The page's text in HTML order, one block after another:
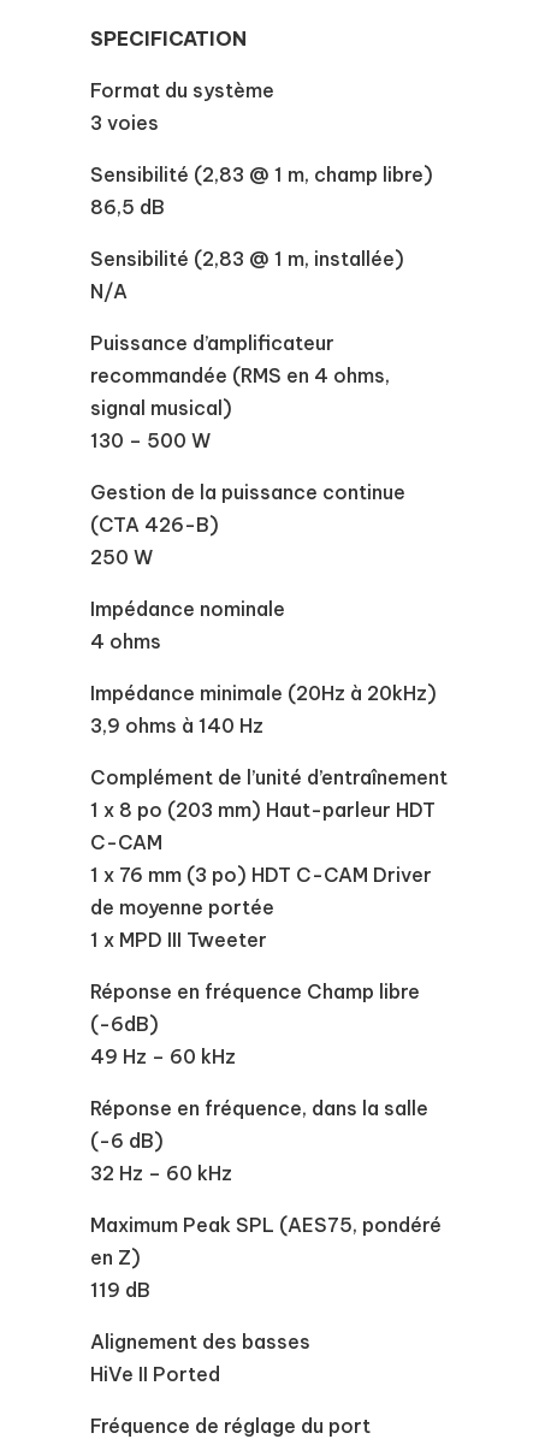
SPECIFICATION
Format du système
3 voies
Sensibilité (2,83 @ 1 m, champ libre)
86,5 dB
Sensibilité (2,83 @ 1 m, installée)
N/A
Puissance d’amplificateur
recommandée (RMS en 4 ohms,
signal musical)
130 – 500 W
Gestion de la puissance continue
(CTA 426-B)
250 W
Impédance nominale
4 ohms
Impédance minimale (20Hz à 20kHz)
3,9 ohms à 140 Hz
Complément de l’unité d’entraînement
1 x 8 po (203 mm) Haut-parleur HDT
C-CAM
1 x 76 mm (3 po) HDT C-CAM Driver
de moyenne portée
1 x MPD III Tweeter
Réponse en fréquence Champ libre
(-6dB)
49 Hz – 60 kHz
Réponse en fréquence, dans la salle
(-6 dB)
32 Hz – 60 kHz
Maximum Peak SPL (AES75, pondéré
en Z)
119 dB
Alignement des basses
HiVe II Ported
Fréquence de réglage du port